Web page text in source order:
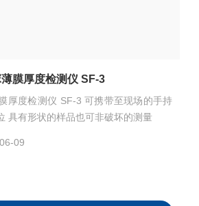
膜厚度检测仪 SF-3
厚度检测仪 SF-3 可携带至现场的手持
具有形状的样品也可非破坏的测量
09